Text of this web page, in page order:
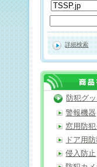
詳細検索
防犯グ
警報機器
窓用防
ドア用
侵入防止